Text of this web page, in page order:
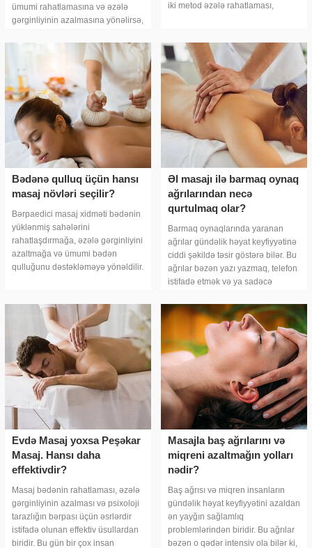
ümumi rahatlamasına və əzələ
gərginliyinin azalmasına yönəlirsə,
funksional məhdudiyyətlər üzərind
iki metod əzələ rahatlaması,
Bədənə qulluq üçün hansı
masaj növləri seçilir?
Bərpaedici masaj xidməti bədənin
yüklənmiş sahələrini
rahatlaşdırmağa, əzələ gərginliyini
azaltmağa və ümumi bədən
qulluğunu dəstəkləməyə yönəldilir.
elastikliyinə
Əl masajı ilə barmaq oynaq
ağrılarından necə
qurtulmaq olar?
Barmaq oynaqlarında yaranan
ağrılar gündəlik həyat keyfiyyətinə
ciddi şəkildə təsir göstərə bilər. Bu
ağrılar bəzən yazı yazmaq, telefon
istifadə etmək və ya sadəcə
fəaliyyətləri belə çətinləşdirir
Evdə Masaj yoxsa Peşəkar
Masaj. Hansı daha
effektivdir?
Masaj bədənin rahatlaması, əzələ
gərginliyinin azalması və psixoloji
tarazlığın bərpası üçün əsrlərdir
istifadə olunan effektiv üsullardan
biridir. Bu gün bir çox insan
Masajla baş ağrılarını və
miqreni azaltmağın yolları
nədir?
Baş ağrısı və miqren insanların
gündəlik həyat keyfiyyətini azaldan
ən yayğın sağlamlıq
problemlərindən biridir. Bu ağrılar
bəzən o qədər intensiv ola bilər ki,